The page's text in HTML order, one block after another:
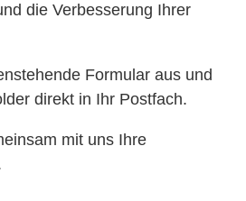
die Verbesserung Ihrer
Formular aus und
direkt in Ihr Postfach.
mit uns Ihre